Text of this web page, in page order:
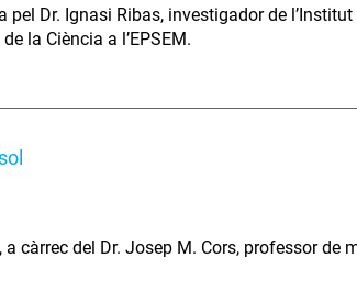
Dr. Ignasi Ribas, investigador de
la Ciència a l’EPSEM.
càrrec del Dr. Josep M. Cors, professor de